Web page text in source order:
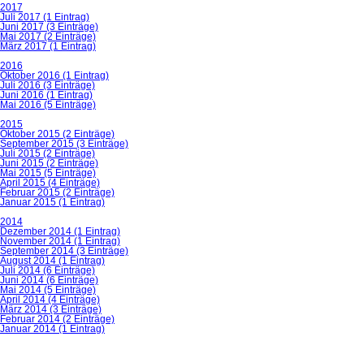
2017
Juli 2017 (1 Eintrag)
Juni 2017 (3 Einträge)
Mai 2017 (2 Einträge)
März 2017 (1 Eintrag)
2016
Oktober 2016 (1 Eintrag)
Juli 2016 (3 Einträge)
Juni 2016 (1 Eintrag)
Mai 2016 (5 Einträge)
2015
Oktober 2015 (2 Einträge)
September 2015 (3 Einträge)
Juli 2015 (2 Einträge)
Juni 2015 (2 Einträge)
Mai 2015 (5 Einträge)
April 2015 (4 Einträge)
Februar 2015 (2 Einträge)
Januar 2015 (1 Eintrag)
2014
Dezember 2014 (1 Eintrag)
November 2014 (1 Eintrag)
September 2014 (3 Einträge)
August 2014 (1 Eintrag)
Juli 2014 (6 Einträge)
Juni 2014 (6 Einträge)
Mai 2014 (5 Einträge)
April 2014 (4 Einträge)
März 2014 (3 Einträge)
Februar 2014 (2 Einträge)
Januar 2014 (1 Eintrag)